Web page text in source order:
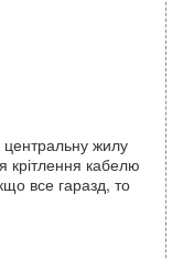
жилу
крітлення кабелю
все гаразд, то